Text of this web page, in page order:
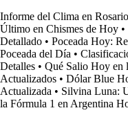
Informe del Clima en
Último en Chismes de Hoy •
Detallado • Poceada Hoy:
Poceada del Día •
Detalles • Qué Salio Hoy en
Actualizados • Dólar Blue
Actualizada • Silvina Luna:
la Fórmula 1 en Argentina